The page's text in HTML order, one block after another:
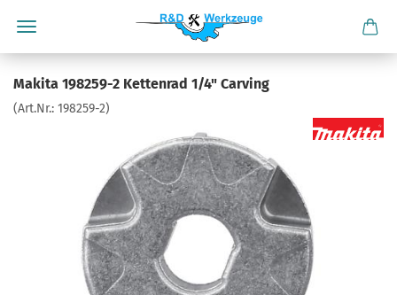
Makita 198259-2 Kettenrad 1/4" Carving
(Art.Nr.: 198259-2)